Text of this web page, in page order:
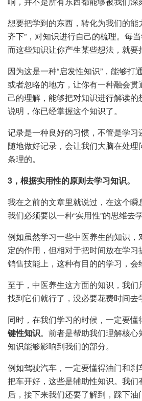
想要把学到的东西，转化为我们的能
齐下”，对知识进行自己的梳理。每
而这些知识让你产生某些想法，就要
因为这是一种“启发性知识”，能够打
或者忽略的地方，让你有一种融会贯
己的理解，能够把对知识进行解读
说明，你已经掌握这个知识了。
记录是一种良好的习惯，不管是学
随地做好记录，会让我们大脑在处
条理的。
3，根据实用性的原则去学习知识。
我在之前的文章里就说过，在这个瞬
我们必须要以一种“实用性”的思维去
例如虽然学习一些中医养生的知识，
定的作用，但相对于把时间放在学
销售技能上，这种有目的的学习，会
至于，中医养生这方面的知识，我们
找到它们就行了，没必要花费时间去
同时，在我们学习的时候，一定要懂
键性知识。前者是帮助我们理解核
知识能够影响到我们的部分。
例如驾驶汽车，一定要懂得油门和刹
把车开好，这些是辅助性知识。我们
后，接下来我们还要了解到，踩下